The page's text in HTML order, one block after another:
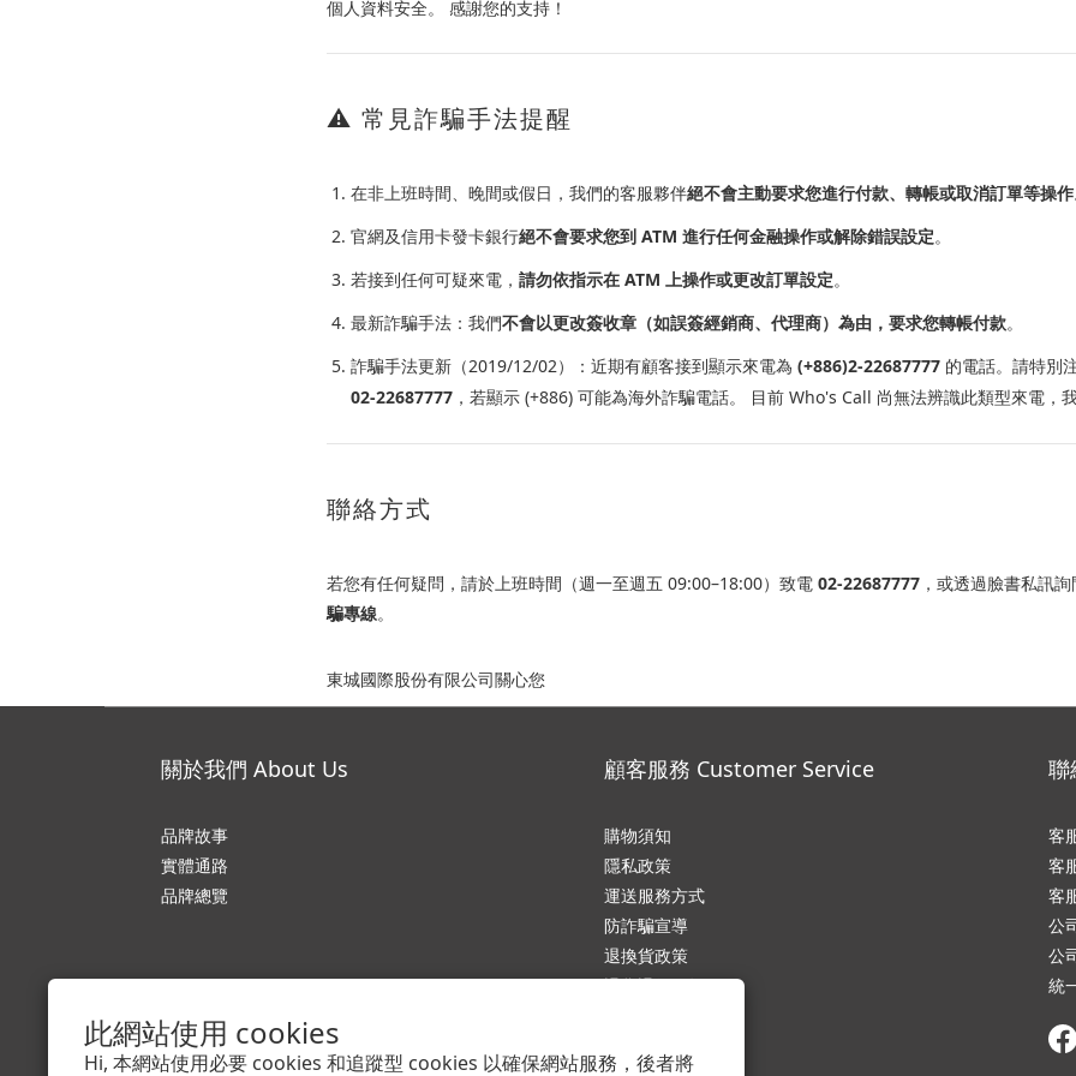
此網站使用 cookies
Hi, 本網站使用必要 cookies 和追蹤型 cookies 以確保網站服務，後者將
個人資料安全。 感謝您的支持！
⚠️ 常見詐騙手法提醒
在非上班時間、晚間或假日，我們的客服夥伴絕不會主動要求您進行付款、轉帳或取消訂單等操作
官網及信用卡發卡銀行絕不會要求您到 ATM 進行任何金融操作或解除錯誤設定。
若接到任何可疑來電， 請勿依指示在 ATM 上操作或更改訂單設定。
最新詐騙手法：我們不會以更改簽收章（如誤簽經銷商、代理商）為由，要求您轉帳付款。
詐騙手法更新（2019/12/02）：近期有顧客接到顯示來電為 (+886)2-22687777 的電話。請特別
02-22687777 ，若顯示 (+886) 可能為海外詐騙電話。 目前 Who's Call 尚無法辨識此類型來電，
聯絡方式
若您有任何疑問，請於上班時間（週一至週五 09:00–18:00）致電 02-22687777 ，或透過臉書私訊
騙專線。
東城國際股份有限公司關心您
關於我們 About Us
品牌故事
實體通路
品牌總覽
顧客服務 Customer Service
購物須知
隱私政策
運送服務方式
防詐騙宣導
退換貨政策
退貨退款須知
聯
客
客
客
公
公
統